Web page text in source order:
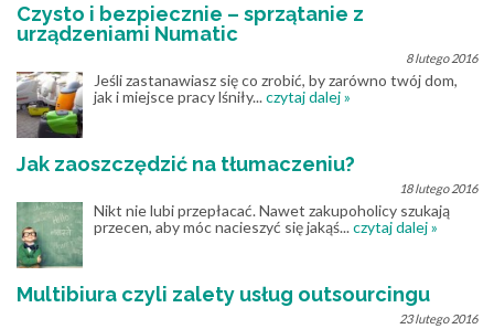
Czysto i bezpiecznie – sprzątanie z
urządzeniami Numatic
8 lutego 2016
Jeśli zastanawiasz się co zrobić, by zarówno twój dom,
jak i miejsce pracy lśniły...czytaj dalej »
Jak zaoszczędzić na tłumaczeniu?
18 lutego 2016
Nikt nie lubi przepłacać. Nawet zakupoholicy szukają
przecen, aby móc nacieszyć się jakąś...czytaj dalej »
Multibiura czyli zalety usług outsourcingu
23 lutego 2016